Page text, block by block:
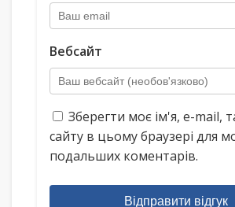
Вебсайт
Зберегти моє ім'я, e-mail,
сайту в цьому браузері для
подальших коментарів.
Відправити відгук